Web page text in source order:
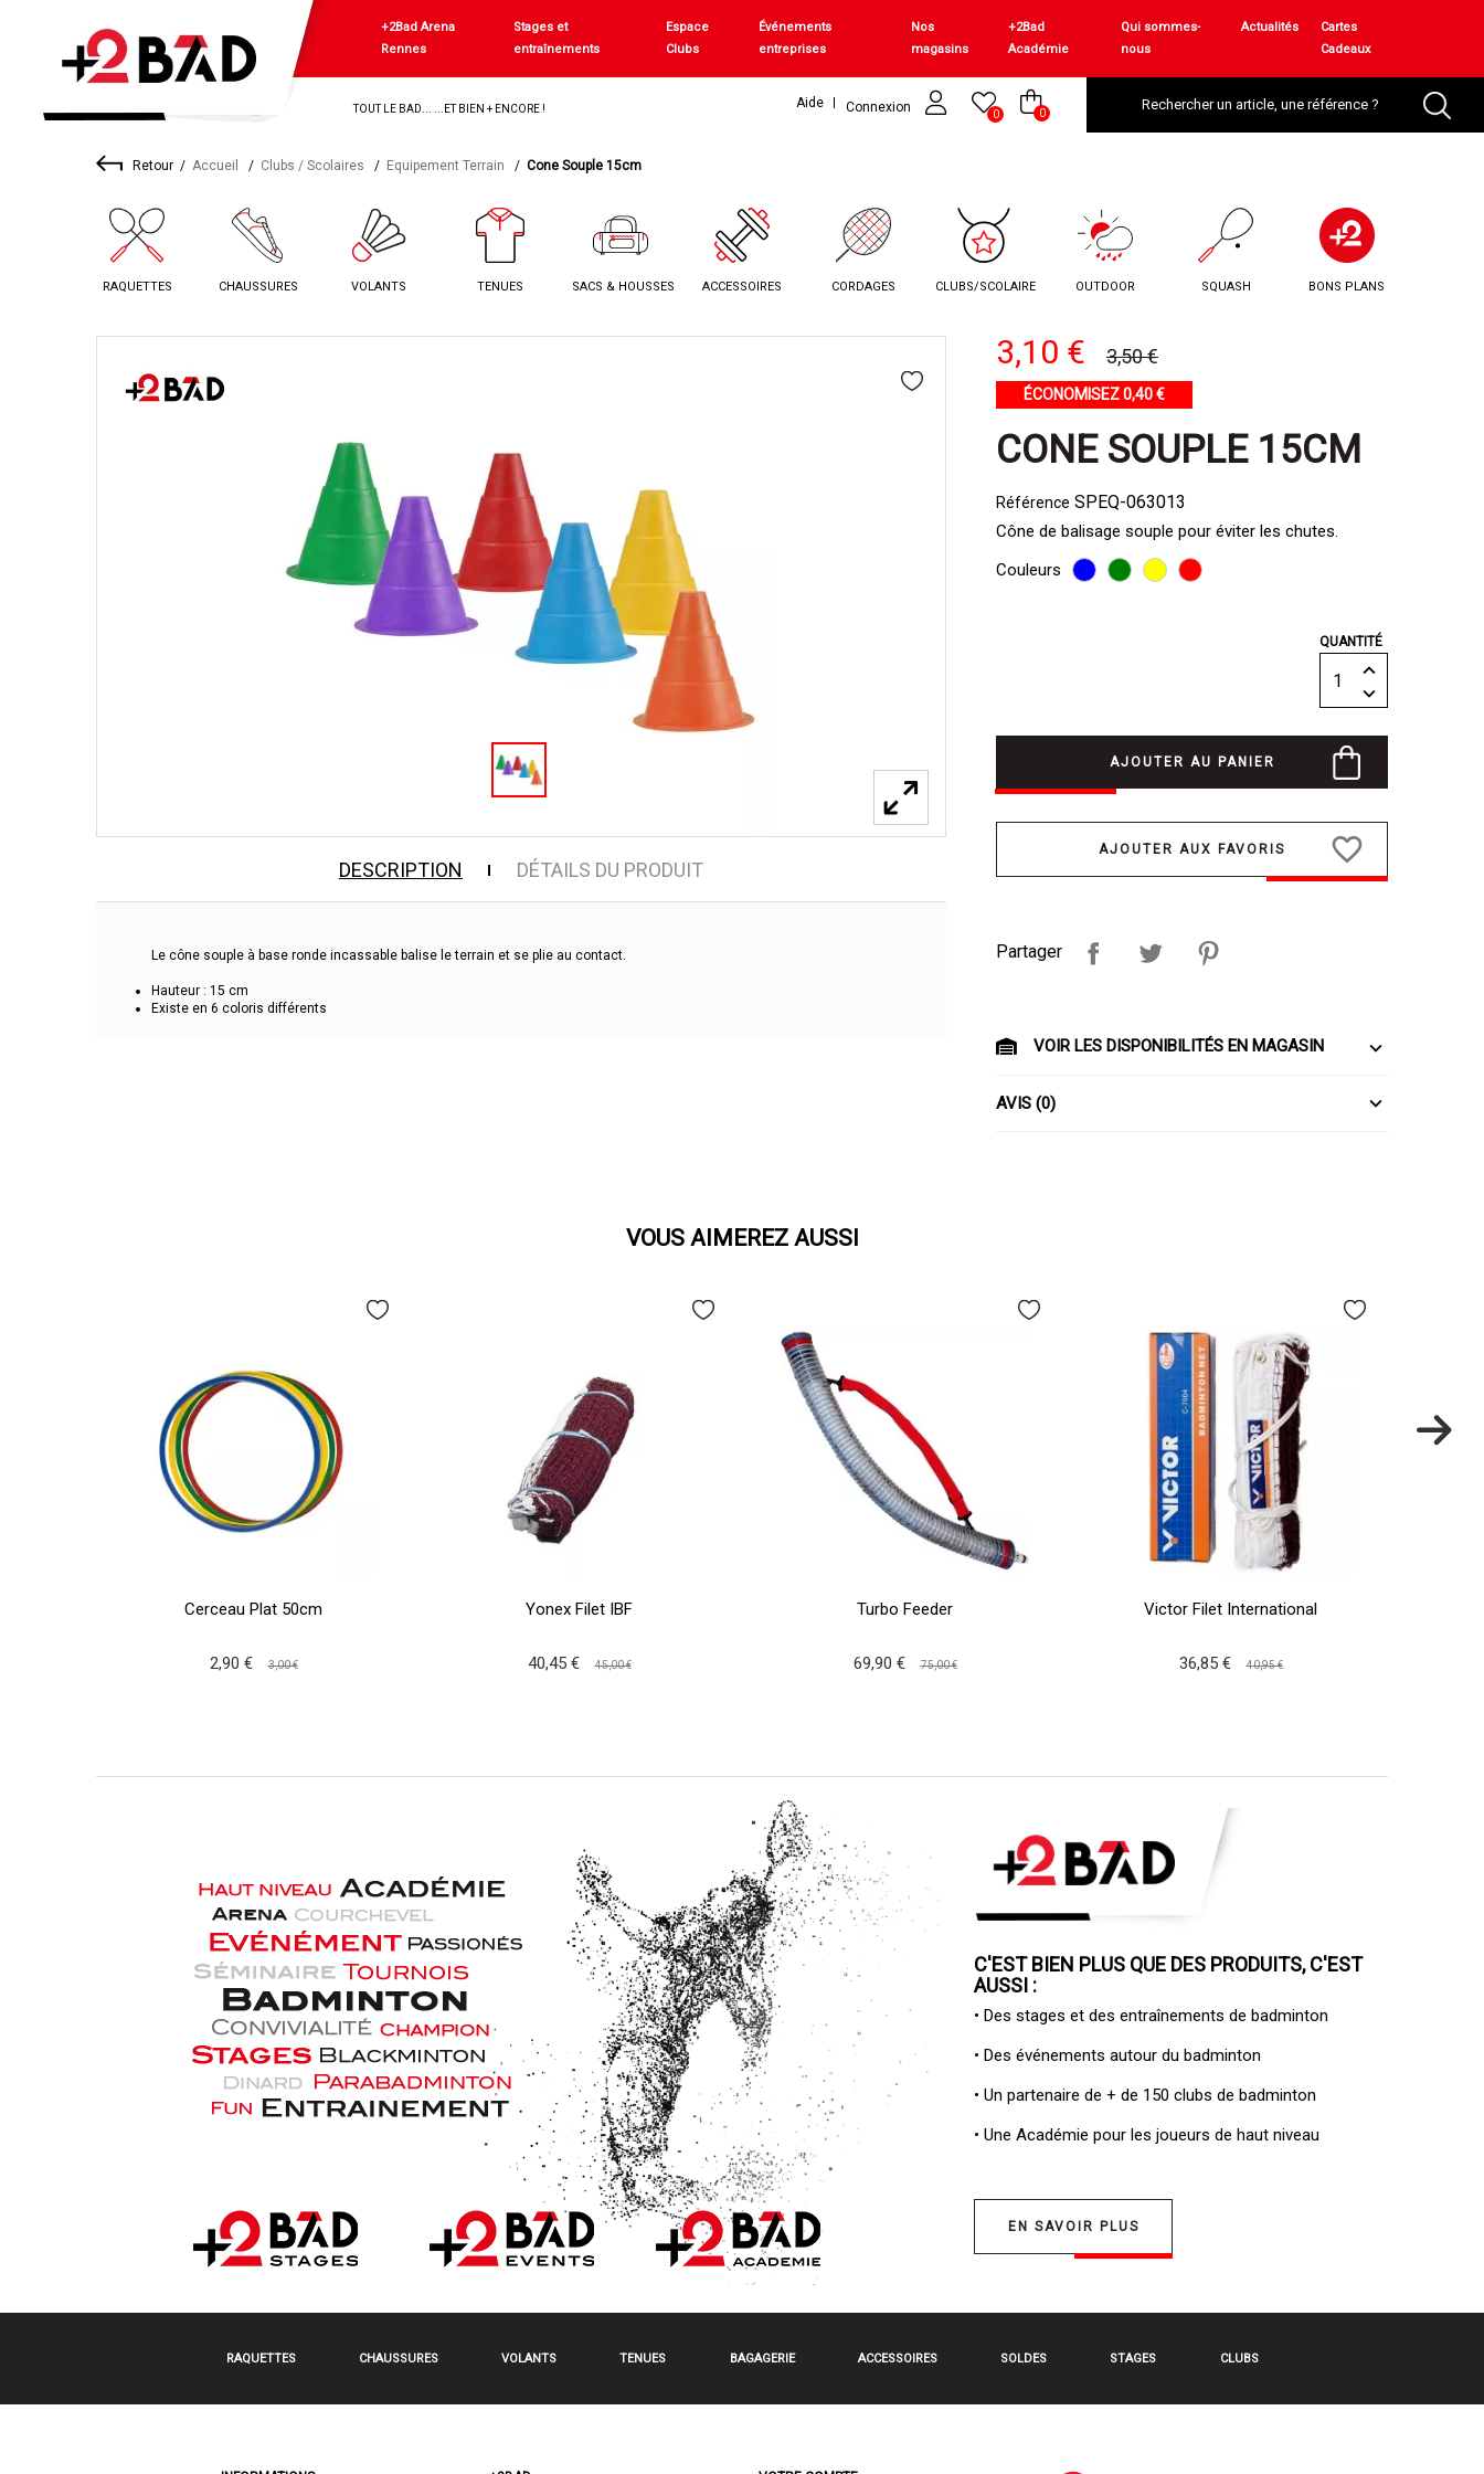
+2Bad Arena
Rennes
Stages et
entraînements
Espace
Clubs
Événements
entreprises
Nos
magasins
+2Bad
Académie
Qui sommes-
nous
Actualités
Cartes
Cadeaux
TOUT LE BAD... ...ET BIEN + ENCORE ! Aide Connexion 0 0
Retour Accueil Clubs / Scolaires Equipement Terrain Cone Souple 15cm
RAQUETTES CHAUSSURES VOLANTS TENUES SACS & HOUSSES ACCESSOIRES CORDAGES CLUBS/SCOLAIRE OUTDOOR SQUASH BONS PLANS
DESCRIPTION DÉTAILS DU PRODUIT
Le cône souple à base ronde incassable balise le terrain et se plie au contact.
Hauteur : 15 cm
Existe en 6 coloris différents
3,10 € 3,50 €
ÉCONOMISEZ 0,40 €
CONE SOUPLE 15CM
Référence SPEQ-063013
Cône de balisage souple pour éviter les chutes.
Couleurs
QUANTITÉ
AJOUTER AU PANIER
favorite_border
Partager
VOIR LES DISPONIBILITÉS EN MAGASIN
AVIS (0)
VOUS AIMEREZ AUSSI
Cerceau Plat 50cm
2,90 € 3,00 €
Yonex Filet IBF
40,45 € 45,00 €
Turbo Feeder
69,90 € 75,00 €
Victor Filet International
36,85 € 40,95 €
C'EST BIEN PLUS QUE DES PRODUITS, C'EST
AUSSI :
• Des stages et des entraînements de badminton
• Des événements autour du badminton
• Un partenaire de + de 150 clubs de badminton
• Une Académie pour les joueurs de haut niveau
EN SAVOIR PLUS
RAQUETTES CHAUSSURES VOLANTS TENUES BAGAGERIE ACCESSOIRES SOLDES STAGES CLUBS